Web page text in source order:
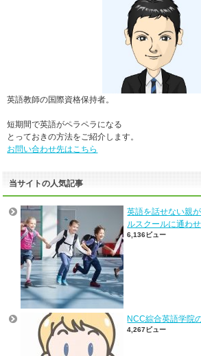
英語教師の国際資格保持者。
短期間で英語がペラペラになる
とっておきの方法をご紹介します。
お問い合わせ先はこちら
当サイトの人気記事
英語を話せない親
ルスクールに通わ
6,136ビュー
NCC綜合英語学院
4,267ビュー